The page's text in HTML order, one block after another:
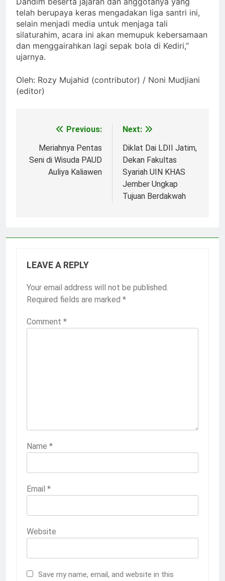
telah berupaya keras mengadakan liga santri ini,
selain menjadi media untuk menjaga tali
silaturahim, acara ini akan memupuk kebersamaan
dan menggairahkan lagi sepak bola di Kediri,”
ujarnya.
Oleh: Rozy Mujahid (contributor) / Noni Mudjiani
(editor)
navigation
Previous:
Meriahnya Pentas
Seni di Wisuda PAUD
Auliya Kaliawen
Next:
Diklat Dai LDII Jatim,
Dekan Fakultas
Syariah UIN KHAS
Jember Ungkap
Tujuan Berdakwah
LEAVE A REPLY
Your email address will not be published.
Required fields are marked *
Comment *
Name *
Email *
Website
Save my name, email, and website in this